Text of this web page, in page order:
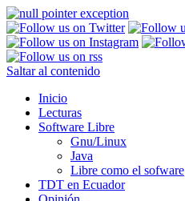
Saltar al contenido
Inicio
Lecturas
Software Libre
Gnu/Linux
Java
Libre como el sofware
TDT en Ecuador